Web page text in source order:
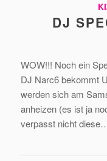
DJ
WOW!!! Noch ein
DJ Narc6 bekommt
werden sich am
anheizen (es ist ja
verpasst nicht